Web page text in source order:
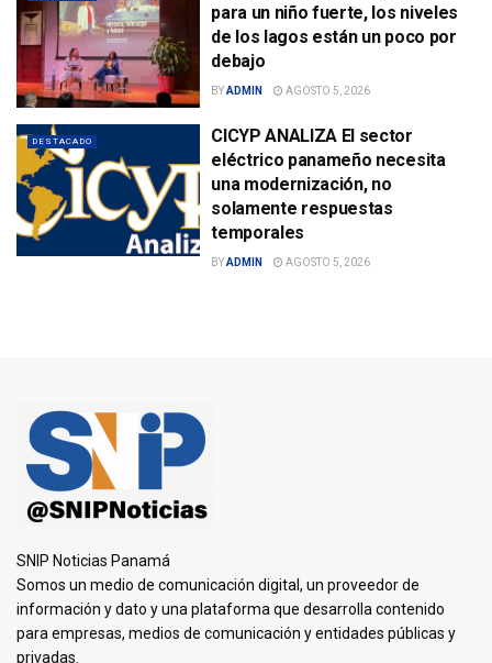
para un niño fuerte, los niveles
de los lagos están un poco por
debajo
BYADMIN AGOSTO 5, 2026
DESTACADO
CICYP ANALIZA El sector
eléctrico panameño necesita
una modernización, no
solamente respuestas
temporales
BYADMIN AGOSTO 5, 2026
SNIP Noticias Panamá
Somos un medio de comunicación digital, un proveedor de
información y dato y una plataforma que desarrolla contenido
para empresas, medios de comunicación y entidades públicas y
privadas.